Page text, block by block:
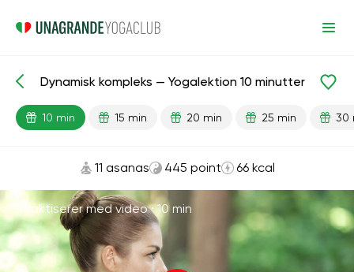
Færdiglavede lektioner Energi
Dynamisk kompleks — Yogalektion 10 minutter
10 min 15 min 20 min 25 min 30
11 asanas 445 point 66 kcal
Praktiserer med video ·10 min